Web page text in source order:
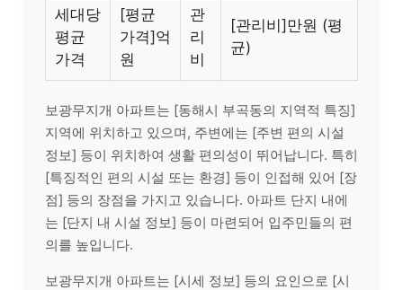
세대당
평균
가격
[평균
가격]억
원
관
리
비
[관리비]만원 (평
균)
보광무지개 아파트는 [동해시 부곡동의 지역적 특징]
지역에 위치하고 있으며, 주변에는 [주변 편의 시설
정보] 등이 위치하여 생활 편의성이 뛰어납니다. 특히
[특징적인 편의 시설 또는 환경] 등이 인접해 있어 [장
점] 등의 장점을 가지고 있습니다. 아파트 단지 내에
는 [단지 내 시설 정보] 등이 마련되어 입주민들의 편
의를 높입니다.
보광무지개 아파트는 [시세 정보] 등의 요인으로 [시